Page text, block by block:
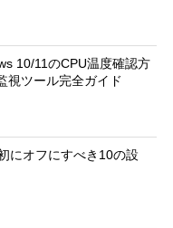
10/11のCPU温度確認方
視ツール完全ガイド
にオフにすべき10の設